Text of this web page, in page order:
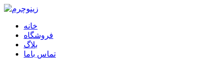
خانه
فروشگاه
بلاگ
تماس باما